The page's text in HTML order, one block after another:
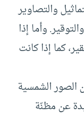
والتصاوير
وأما إذا
كما إذا كانت
الصور الشمسية
عن مظنّة